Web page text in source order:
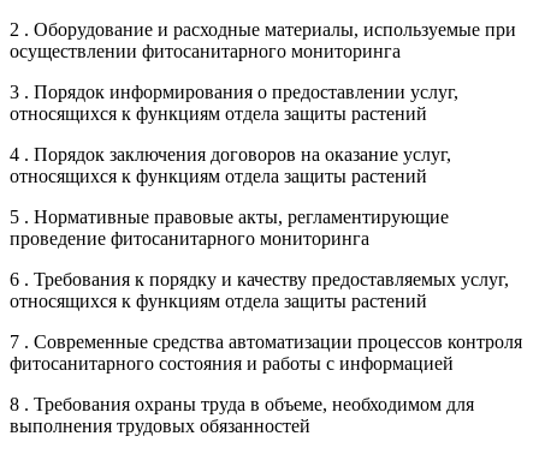
2 . Оборудование и расходные материалы, используемые при
осуществлении фитосанитарного мониторинга
3 . Порядок информирования о предоставлении услуг,
относящихся к функциям отдела защиты растений
4 . Порядок заключения договоров на оказание услуг,
относящихся к функциям отдела защиты растений
5 . Нормативные правовые акты, регламентирующие
проведение фитосанитарного мониторинга
6 . Требования к порядку и качеству предоставляемых услуг,
относящихся к функциям отдела защиты растений
7 . Современные средства автоматизации процессов контроля
фитосанитарного состояния и работы с информацией
8 . Требования охраны труда в объеме, необходимом для
выполнения трудовых обязанностей